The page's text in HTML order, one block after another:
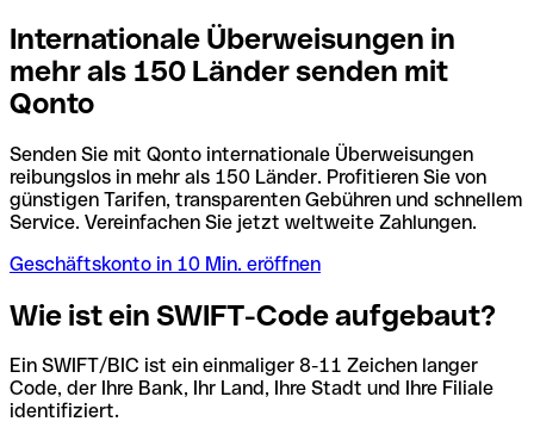
Internationale Überweisungen in
mehr als 150 Länder senden mit
Qonto
Senden Sie mit Qonto internationale Überweisungen
reibungslos in mehr als 150 Länder. Profitieren Sie von
günstigen Tarifen, transparenten Gebühren und schnellem
Service. Vereinfachen Sie jetzt weltweite Zahlungen.
Geschäftskonto in 10 Min. eröffnen
Wie ist ein SWIFT-Code aufgebaut?
Ein SWIFT/BIC ist ein einmaliger 8-11 Zeichen langer
Code, der Ihre Bank, Ihr Land, Ihre Stadt und Ihre Filiale
identifiziert.